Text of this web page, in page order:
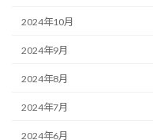
2024年10月
2024年9月
2024年8月
2024年7月
2024年6月